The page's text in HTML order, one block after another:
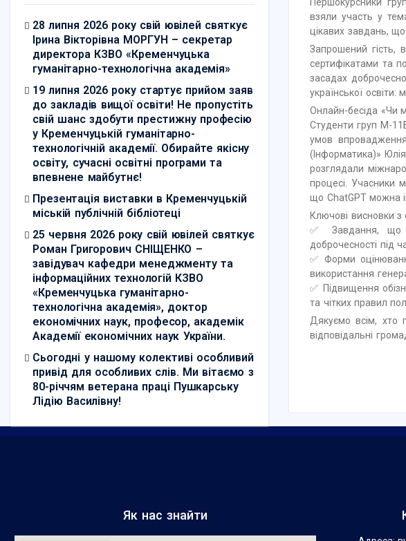
взяли участь у
цікавих завдань,
Запрошений гість,
сертифікатами та
засадах
української
Онлайн-бесіда «Чи
Студенти груп М-
умов впровадження
(Інформатика)»
розглядали
процесі. Учасники
що ChatGPT можна
Ключові висновки з
✅ Завдання, що
доброчесності під
✅ Форми
використання
✅ Підвищення
та чітких правил
Дякуємо всім, хто
відповідальні
28 липня 2026 року свій ювілей святкує
Ірина Вікторівна МОРГУН – секретар
директора КЗВО «Кременчуцька
гуманітарно-технологічна академія»
19 липня 2026 року стартує прийом заяв
до закладів вищої освіти! Не пропустіть
свій шанс здобути престижну професію
у Кременчуцькій гуманітарно-
технологічній академії. Обирайте якісну
освіту, сучасні освітні програми та
впевнене майбутнє!
Презентація виставки в Кременчуцькій
міській публічній бібліотеці
25 червня 2026 року свій ювілей святкує
Роман Григорович СНІЩЕНКО –
завідувач кафедри менеджменту та
інформаційних технологій КЗВО
«Кременчуцька гуманітарно-
технологічна академія», доктор
економічних наук, професор, академік
Академії економічних наук України.
Сьогодні у нашому колективі особливий
привід для особливих слів. Ми вітаємо з
80-річчям ветерана праці Пушкарську
Лідію Василівну!
Як нас знайти